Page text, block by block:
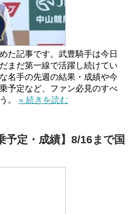
た記事です。武豊騎手は今日
まだ第一線で活躍し続けてい
名手の先週の結果・成績や今
予定など、ファン必見のすべ
。 » 続きを読む
予定・成績】8/16まで国